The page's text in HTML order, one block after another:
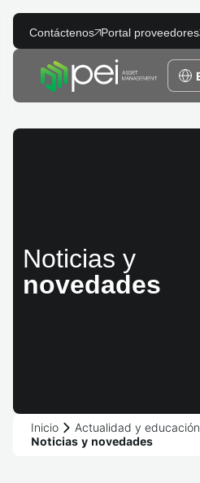
Contáctenos Portal proveedores
Noticias y
novedades
Inicio Actualidad y educación
Noticias y novedades